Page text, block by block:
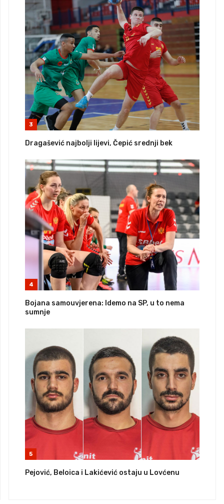
3
Dragašević najbolji lijevi, Čepić srednji bek
4
Bojana samouvjerena: Idemo na SP, u to nema
sumnje
5
Pejović, Beloica i Lakićević ostaju u Lovćenu